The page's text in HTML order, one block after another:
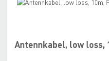
ÅTERFÖRSÄLJARE
Antennkabel, low loss,
Skip
of
the
beginning
of